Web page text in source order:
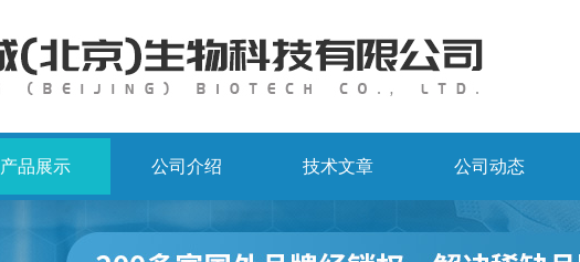
产品展示 公司介绍 技术文章 公司动态